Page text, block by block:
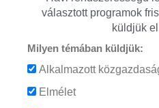
választott programok
küldjük
Milyen témában küldjük:
Alkalmazott
Elmélet